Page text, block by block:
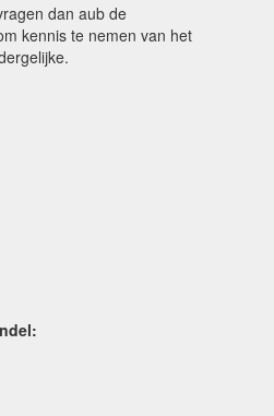
dan aub de
kennis te nemen van het